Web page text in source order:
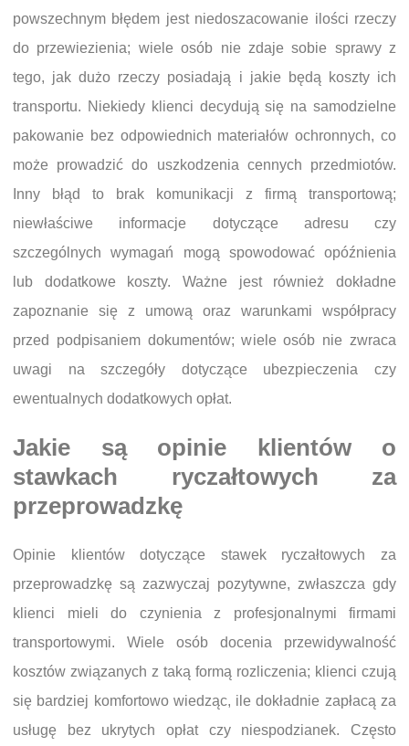
powszechnym błędem jest niedoszacowanie ilości rzeczy
do przewiezienia; wiele osób nie zdaje sobie sprawy z
tego, jak dużo rzeczy posiadają i jakie będą koszty ich
transportu. Niekiedy klienci decydują się na samodzielne
pakowanie bez odpowiednich materiałów ochronnych, co
może prowadzić do uszkodzenia cennych przedmiotów.
Inny błąd to brak komunikacji z firmą transportową;
niewłaściwe informacje dotyczące adresu czy
szczególnych wymagań mogą spowodować opóźnienia
lub dodatkowe koszty. Ważne jest również dokładne
zapoznanie się z umową oraz warunkami współpracy
przed podpisaniem dokumentów; wiele osób nie zwraca
uwagi na szczegóły dotyczące ubezpieczenia czy
ewentualnych dodatkowych opłat.
Jakie są opinie klientów o
stawkach ryczałtowych za
przeprowadzkę
Opinie klientów dotyczące stawek ryczałtowych za
przeprowadzkę są zazwyczaj pozytywne, zwłaszcza gdy
klienci mieli do czynienia z profesjonalnymi firmami
transportowymi. Wiele osób docenia przewidywalność
kosztów związanych z taką formą rozliczenia; klienci czują
się bardziej komfortowo wiedząc, ile dokładnie zapłacą za
usługę bez ukrytych opłat czy niespodzianek. Często